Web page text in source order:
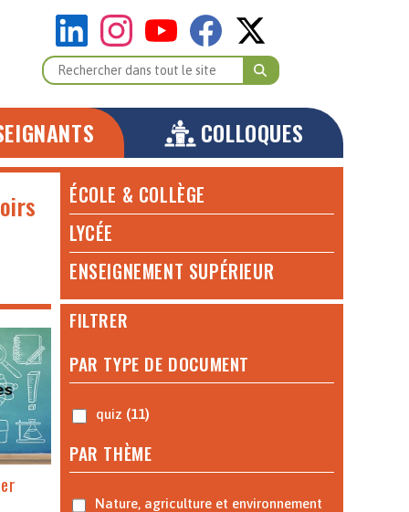
COLLOQUES
ÉCOLE & COLLÈGE
LYCÉE
ENSEIGNEMENT SUPÉRIEUR
FILTRER
PAR TYPE DE DOCUMENT
quiz (11)
PAR THÈME
Nature, agriculture et environnement